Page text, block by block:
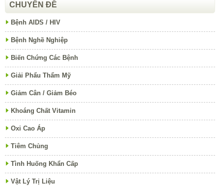
CHUYÊN ĐỀ
Bệnh AIDS / HIV
Bệnh Nghề Nghiệp
Biến Chứng Các Bệnh
Giải Phẩu Thẩm Mỹ
Giảm Cân / Giảm Béo
Khoáng Chất Vitamin
Oxi Cao Áp
Tiêm Chủng
Tình Huống Khẩn Cấp
Vật Lý Trị Liệu